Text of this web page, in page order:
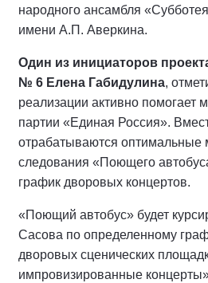
народного ансамбля
имени А.П. Аверкина.
Один из инициаторов
№ 6 Елена Габидулина,
реализации активно помогает
партии «Единая Россия».
отрабатываются оптимальные
следования «Поющего
график дворовых концертов.
«Поющий автобус» будет
Сасова по определенному
дворовых сценических
импровизированные